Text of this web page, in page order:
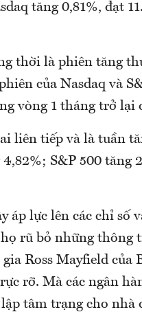
tăng 0,81%, đạt
thời là phiên tăng
của Nasdaq và
vòng 1 tháng trở lại
liên tiếp và là tuần
S&P 500 tăng
áp lực lên các chỉ số
rũ bỏ những thông
Ross Mayfield của
rỡ. Mà các ngân
tâm trạng cho nhà